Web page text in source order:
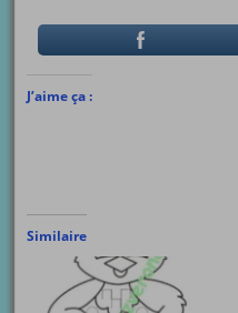
J’aime ça :
Similaire